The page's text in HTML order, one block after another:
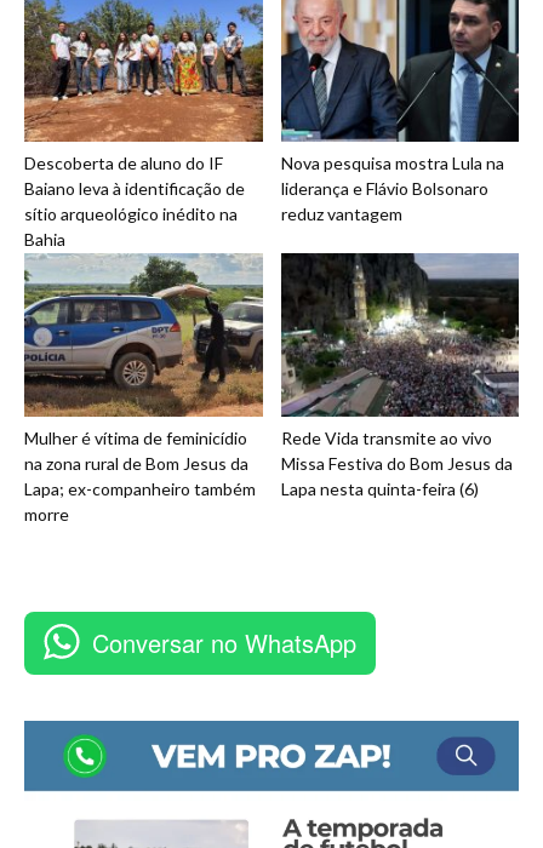
Descoberta de aluno do IF
Baiano leva à identificação de
sítio arqueológico inédito na
Bahia
Nova pesquisa mostra Lula na
liderança e Flávio Bolsonaro
reduz vantagem
Mulher é vítima de feminicídio
na zona rural de Bom Jesus da
Lapa; ex-companheiro também
morre
Rede Vida transmite ao vivo
Missa Festiva do Bom Jesus da
Lapa nesta quinta-feira (6)
Conversar no WhatsApp